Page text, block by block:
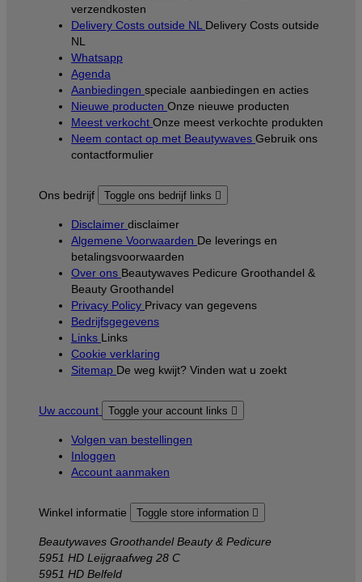
verzendkosten
Delivery Costs outside NL Delivery Costs outside
NL
Whatsapp
Agenda
Aanbiedingen speciale aanbiedingen en acties
Nieuwe producten Onze nieuwe producten
Meest verkocht Onze meest verkochte produkten
Neem contact op met Beautywaves Gebruik ons
contactformulier
Ons bedrijf Toggle ons bedrijf links 
Disclaimer disclaimer
Algemene Voorwaarden De leverings en
betalingsvoorwaarden
Over ons Beautywaves Pedicure Groothandel &
Beauty Groothandel
Privacy Policy Privacy van gegevens
Bedrijfsgegevens
Links Links
Cookie verklaring
Sitemap De weg kwijt? Vinden wat u zoekt
Uw account Toggle your account links 
Volgen van bestellingen
Inloggen
Account aanmaken
Winkel informatie Toggle store information 
Beautywaves Groothandel Beauty & Pedicure
5951 HD Leijgraafweg 28 C
5951 HD Belfeld